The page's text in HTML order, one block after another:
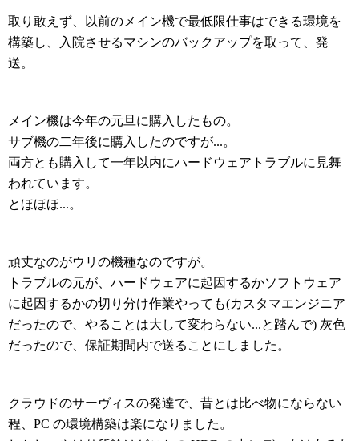
取り敢えず、以前のメイン機で最低限仕事はできる環境を
構築し、入院させるマシンのバックアップを取って、発
送。
メイン機は今年の元旦に購入したもの。
サブ機の二年後に購入したのですが...。
両方とも購入して一年以内にハードウェアトラブルに見舞
われています。
とほほほ...。
頑丈なのがウリの機種なのですが。
トラブルの元が、ハードウェアに起因するかソフトウェア
に起因するかの切り分け作業やっても(カスタマエンジニア
だったので、やることは大して変わらない...と踏んで) 灰色
だったので、保証期間内で送ることにしました。
クラウドのサーヴィスの発達で、昔とは比べ物にならない
程、PC の環境構築は楽になりました。